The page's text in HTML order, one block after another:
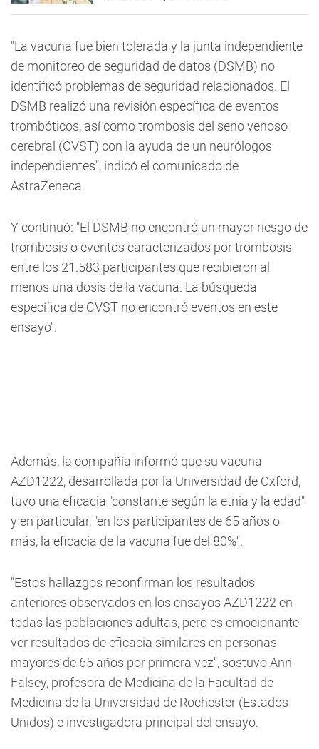
"La vacuna fue bien tolerada y la junta independiente
de monitoreo de seguridad de datos (DSMB) no
identificó problemas de seguridad relacionados. El
DSMB realizó una revisión específica de eventos
trombóticos, así como trombosis del seno venoso
cerebral (CVST) con la ayuda de un neurólogos
independientes", indicó el comunicado de
AstraZeneca.
Y continuó: "El DSMB no encontró un mayor riesgo de
trombosis o eventos caracterizados por trombosis
entre los 21.583 participantes que recibieron al
menos una dosis de la vacuna. La búsqueda
específica de CVST no encontró eventos en este
ensayo".
Además, la compañía informó que su vacuna
AZD1222, desarrollada por la Universidad de Oxford,
tuvo una eficacia "constante según la etnia y la edad"
y en particular, "en los participantes de 65 años o
más, la eficacia de la vacuna fue del 80%".
"Estos hallazgos reconfirman los resultados
anteriores observados en los ensayos AZD1222 en
todas las poblaciones adultas, pero es emocionante
ver resultados de eficacia similares en personas
mayores de 65 años por primera vez", sostuvo Ann
Falsey, profesora de Medicina de la Facultad de
Medicina de la Universidad de Rochester (Estados
Unidos) e investigadora principal del ensayo.